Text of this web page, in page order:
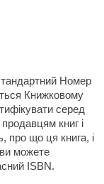
Номер
Книжковому
серед
книг і
про що ця книга, і
ви можете
ISBN.